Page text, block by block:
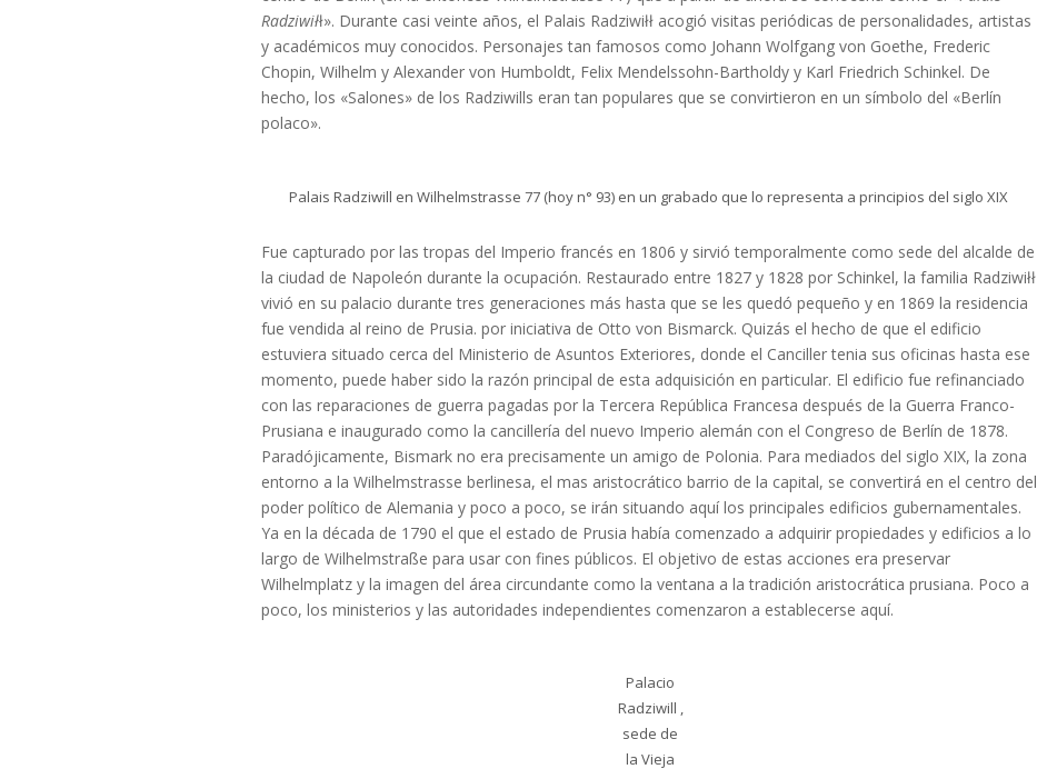
Radziwiłł». Durante casi veinte años, el Palais Radziwiłł acogió visitas periódicas de personalidades, artistas
y académicos muy conocidos. Personajes tan famosos como Johann Wolfgang von Goethe, Frederic
Chopin, Wilhelm y Alexander von Humboldt, Felix Mendelssohn-Bartholdy y Karl Friedrich Schinkel. De
hecho, los «Salones» de los Radziwills eran tan populares que se convirtieron en un símbolo del «Berlín
polaco».
Palais Radziwill en Wilhelmstrasse 77 (hoy n° 93) en un grabado que lo representa a principios del siglo XIX
Fue capturado por las tropas del Imperio francés en 1806 y sirvió temporalmente como sede del alcalde de
la ciudad de Napoleón durante la ocupación. Restaurado entre 1827 y 1828 por Schinkel, la familia Radziwiłł
vivió en su palacio durante tres generaciones más hasta que se les quedó pequeño y en 1869 la residencia
fue vendida al reino de Prusia. por iniciativa de Otto von Bismarck. Quizás el hecho de que el edificio
estuviera situado cerca del Ministerio de Asuntos Exteriores, donde el Canciller tenia sus oficinas hasta ese
momento, puede haber sido la razón principal de esta adquisición en particular. El edificio fue refinanciado
con las reparaciones de guerra pagadas por la Tercera República Francesa después de la Guerra Franco-
Prusiana e inaugurado como la cancillería del nuevo Imperio alemán con el Congreso de Berlín de 1878.
Paradójicamente, Bismark no era precisamente un amigo de Polonia. Para mediados del siglo XIX, la zona
entorno a la Wilhelmstrasse berlinesa, el mas aristocrático barrio de la capital, se convertirá en el centro del
poder político de Alemania y poco a poco, se irán situando aquí los principales edificios gubernamentales.
Ya en la década de 1790 el que el estado de Prusia había comenzado a adquirir propiedades y edificios a lo
largo de Wilhelmstraße para usar con fines públicos. El objetivo de estas acciones era preservar
Wilhelmplatz y la imagen del área circundante como la ventana a la tradición aristocrática prusiana. Poco a
poco, los ministerios y las autoridades independientes comenzaron a establecerse aquí.
Palacio
Radziwill ,
sede de
la Vieja